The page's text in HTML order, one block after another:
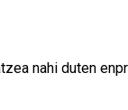
nahi duten